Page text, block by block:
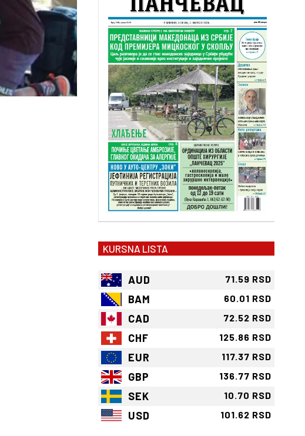
KURSNA LISTA
AUD 71.59 RSD
BAM 60.01 RSD
CAD 72.52 RSD
CHF 125.86 RSD
EUR 117.37 RSD
GBP 136.77 RSD
SEK 10.70 RSD
USD 101.62 RSD